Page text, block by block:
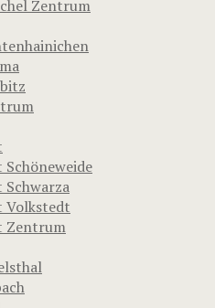
Zentrum
Volkstedt
Zentrum